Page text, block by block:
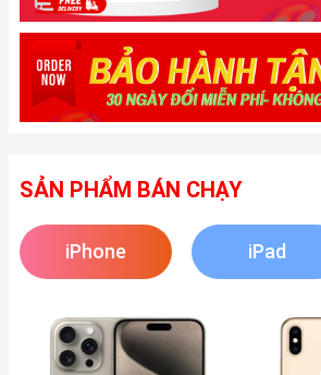
SẢN PHẨM BÁN CHẠY
iPhone iPad